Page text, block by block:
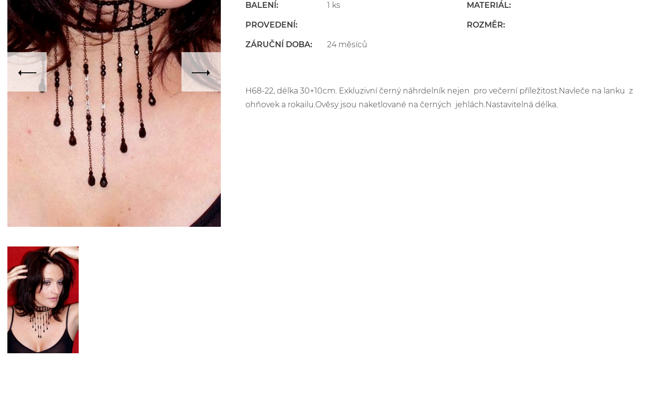
BALENÍ: 1 ks
PROVEDENÍ:
ZÁRUČNÍ DOBA: 24 měsíců
MATERIÁL:
ROZMĚR:
H68-22, délka 30+10cm. Exkluzivní černý náhrdelník nejen pro večerní příležitost.Navleče na lanku z
ohňovek a rokailu.Ověsy jsou naketlované na černých jehlách.Nastavitelná délka.